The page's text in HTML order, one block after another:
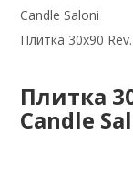
Candle Saloni
Плитка 30x90
Плитка
Candle